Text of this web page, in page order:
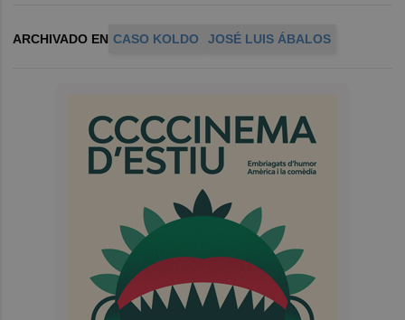
ARCHIVADO EN CASO KOLDO JOSÉ LUIS ÁBALOS